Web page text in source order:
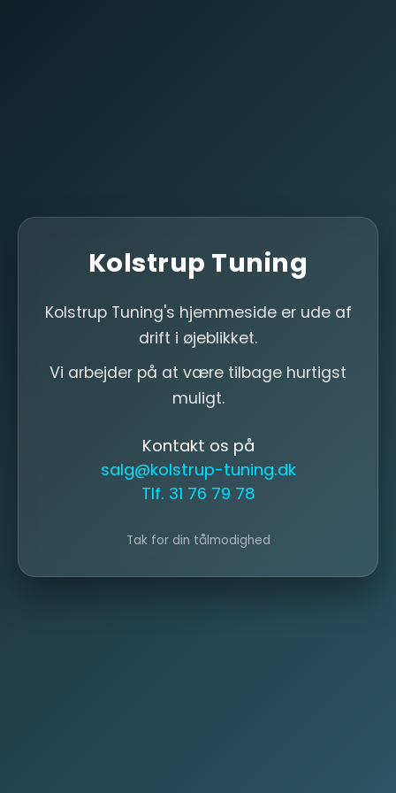
Kolstrup Tuning
Kolstrup Tuning's hjemmeside er ude af
drift i øjeblikket.
Vi arbejder på at være tilbage hurtigst
muligt.
Kontakt os på
salg@kolstrup-tuning.dk
Tlf. 31 76 79 78
Tak for din tålmodighed